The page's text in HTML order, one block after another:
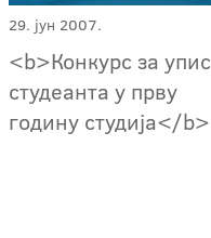
29. јун 2007.
<b>Конкурс за упис
студеанта у прву
годину студија</b>